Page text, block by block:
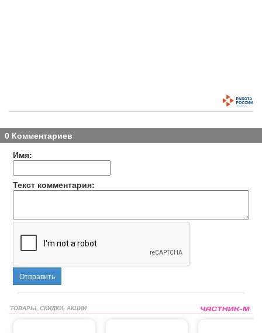
0 Комментариев
Имя:
Текст комментария:
Отправить
ТОВАРЫ, СКИДКИ, АКЦИИ